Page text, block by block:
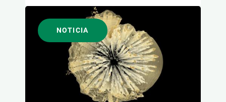
NOTICIA